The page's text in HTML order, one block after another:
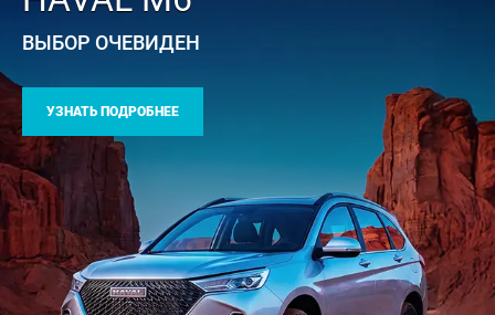
ВЫБОР ОЧЕВИДЕН
УЗНАТЬ ПОДРОБНЕЕ